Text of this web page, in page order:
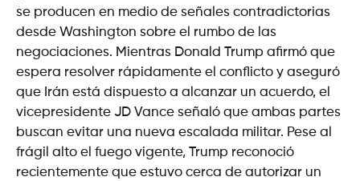
se producen en medio de señales contradictorias
desde Washington sobre el rumbo de las
negociaciones. Mientras Donald Trump afirmó que
espera resolver rápidamente el conflicto y aseguró
que Irán está dispuesto a alcanzar un acuerdo, el
vicepresidente JD Vance señaló que ambas partes
buscan evitar una nueva escalada militar. Pese al
frágil alto el fuego vigente, Trump reconoció
recientemente que estuvo cerca de autorizar un